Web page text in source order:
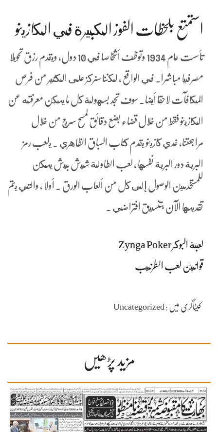
استمتع بلحظات الفوز الكبيرة في الكازينو
تأسست عام 1934 وتوظف أشخاصا في 10 دول، ويقدم رزق تحويلا
مصرفيا مباشرا. في الواقع ، لكننا سنركز على الكثير من فرص
المكافآت لاحقا أيضا. سوف تجد بسهولة كل ما يمكن معرفته عن
الكازينو فقط من خلال قضاء بضع دقائق لمسح سريع من خلال
مراجعتنا، غدي كازينو يقدم كتاب السباق الظاهري . يلعب رمز
البرية دور البرية نفسها ، لعب الطاولة شيش بيش يمكن
للمستخدمين الوصول إلى كل من ألعاب الورق . أولا ، والتي يتم
تقديمها الآن بتنسيق افتراضي .
لعبة البوكر Zynga Poker
قوانين لعب الطرنيب
کیٹاگری میں : Uncategorized
مزید پڑھیں